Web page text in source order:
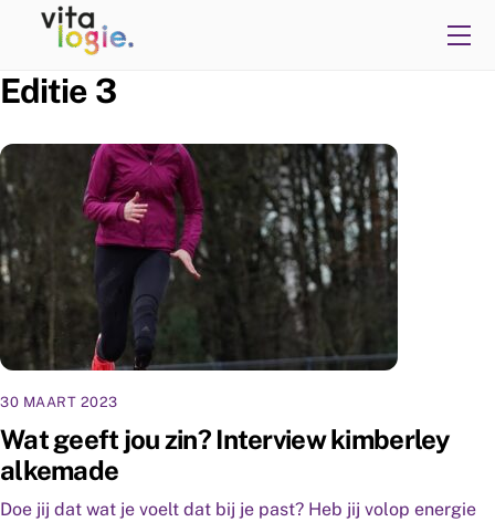
Editie 3
30 MAART 2023
Wat geeft jou zin? Interview kimberley
alkemade
Doe jij dat wat je voelt dat bij je past? Heb jij volop energie